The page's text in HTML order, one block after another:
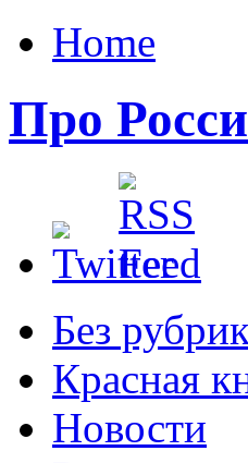
Home
Про
Без
Красная
Новости